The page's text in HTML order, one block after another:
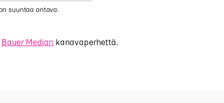
suuntaa antava.
Bauer Median kanavaperhettä.